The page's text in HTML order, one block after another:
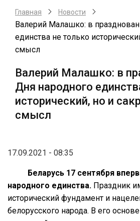
Главная Новости
Валерий Малашко: в
единства не только
смысл
Валерий Малашко: в
Дня народного
исторический, но и
смысл
17.09.2021 - 08:35
Беларусь 17 сентября
народного единства. Праздник
исторический фундамент и
белорусского народа. В его